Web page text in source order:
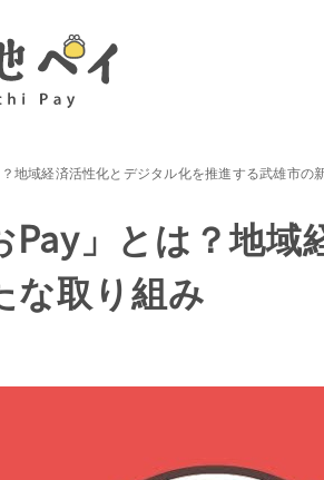
地域経済活性化とデジタル化を推進する武雄市の
」とは？地域
な取り組み